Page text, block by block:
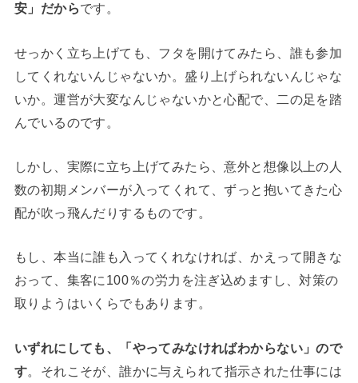
安」だからです。
せっかく立ち上げても、フタを開けてみたら、誰も参加
してくれないんじゃないか。盛り上げられないんじゃな
いか。運営が大変なんじゃないかと心配で、二の足を踏
んでいるのです。
しかし、実際に立ち上げてみたら、意外と想像以上の人
数の初期メンバーが入ってくれて、ずっと抱いてきた心
配が吹っ飛んだりするものです。
もし、本当に誰も入ってくれなければ、かえって開きな
おって、集客に100％の労力を注ぎ込めますし、対策の
取りようはいくらでもあります。
いずれにしても、「やってみなければわからない」ので
す。それこそが、誰かに与えられて指示された仕事には